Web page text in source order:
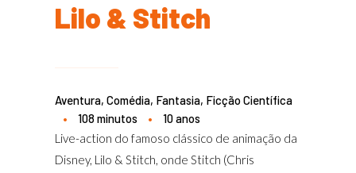
Lilo & Stitch
Aventura, Comédia, Fantasia, Ficção Científica
•
108 minutos •
10 anos
Live-action do famoso clássico de animação da
Disney, Lilo & Stitch, onde Stitch (Chris